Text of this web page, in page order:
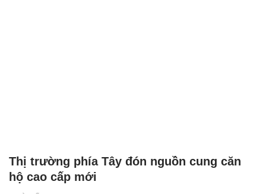
Thị trường phía Tây đón nguồn cung căn
hộ cao cấp mới